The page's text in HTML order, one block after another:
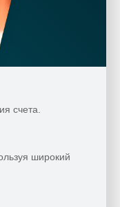
счета.
широкий